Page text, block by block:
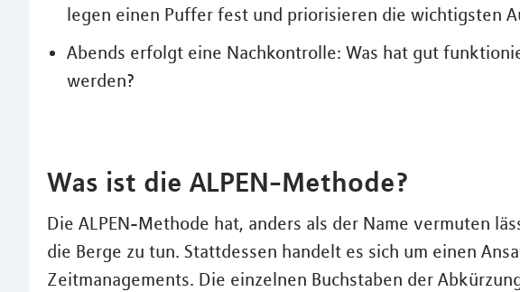
legen einen Puffer fest und priorisieren die wichtigsten
Abends erfolgt eine Nachkontrolle: Was hat gut
werden?
Was ist die ALPEN-Methode?
Die ALPEN-Methode hat, anders als der Name vermuten
die Berge zu tun. Stattdessen handelt es sich um einen
Zeitmanagements. Die einzelnen Buchstaben der